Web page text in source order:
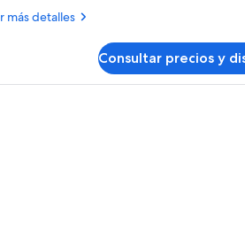
más detalles
Consultar precios y